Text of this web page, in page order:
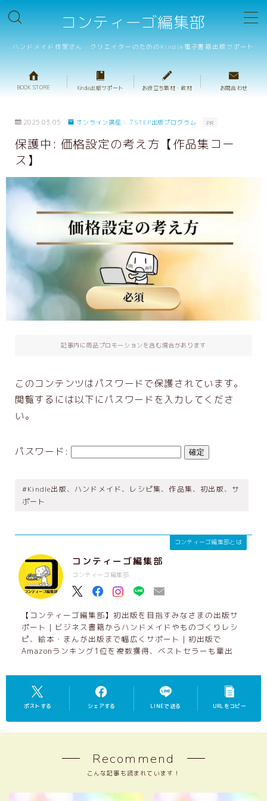
コンティーゴ編集部
ハンドメイド作家さん・クリエイターのためのKindle電子書籍出版サポート
MENU
BOOK STORE
重箱判・ハンドメイドレシピテンプレート
プロ校正サービス
キャンペーンサポート
出版サポートのご案内
ハンドメイド出版の基礎動画
出版支援GPTs
お問い合わせ
初心者さんにもわかりやすい：AIを安全に
使用するために大切なこと
お問い合わせ
オンラインスクール入り口
レシピ作成コース
作品集コース
レシピ集コース
出版つみあげ会（継続コミュニティ）
コンティーゴ編集部・認定パートナー制度に
ついて
BOOK STORE Kindle出版サポート お役立ち素材・教材 お問合わせ
2025.03.05 オンライン講座：７STEP出版プログラム PR
保護中: 価格設定の考え方【作品集コー
ス】
記事内に商品プロモーションを含む場合があります
このコンテンツはパスワードで保護されています。
閲覧するには以下にパスワードを入力してくださ
い。
パスワード:
#Kindle出版、ハンドメイド、レシピ集、作品集、初出版、サ
ポート
コンティーゴ編集部とは
コンティーゴ編集部
コンティーゴ編集部
【コンティーゴ編集部】初出版を目指すみなさまの出版サ
ポート｜ビジネス書籍からハンドメイドやものづくりレシ
ピ、絵本・まんが出版まで幅広くサポート｜初出版で
Amazonランキング1位を複数獲得、ベストセラーも輩出
ポストする シェアする LINEで送る URLをコピー
Recommend
こんな記事も読まれています！